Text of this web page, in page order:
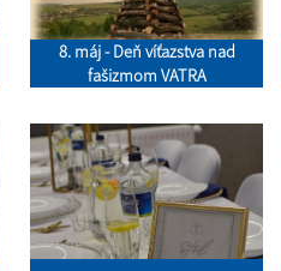
8. máj - Deň víťazstva nad
fašizmom VATRA